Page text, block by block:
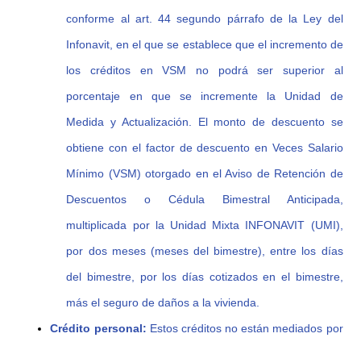
conforme al art. 44 segundo párrafo de la Ley del
Infonavit, en el que se establece que el incremento de
los créditos en VSM no podrá ser superior al
porcentaje en que se incremente la Unidad de
Medida y Actualización. El monto de descuento se
obtiene con el factor de descuento en Veces Salario
Mínimo (VSM) otorgado en el Aviso de Retención de
Descuentos o Cédula Bimestral Anticipada,
multiplicada por la Unidad Mixta INFONAVIT (UMI),
por dos meses (meses del bimestre), entre los días
del bimestre, por los días cotizados en el bimestre,
más el seguro de daños a la vivienda.
Crédito personal: Estos créditos no están mediados por